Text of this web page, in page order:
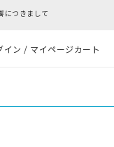
につきまして
イン / マイページカート